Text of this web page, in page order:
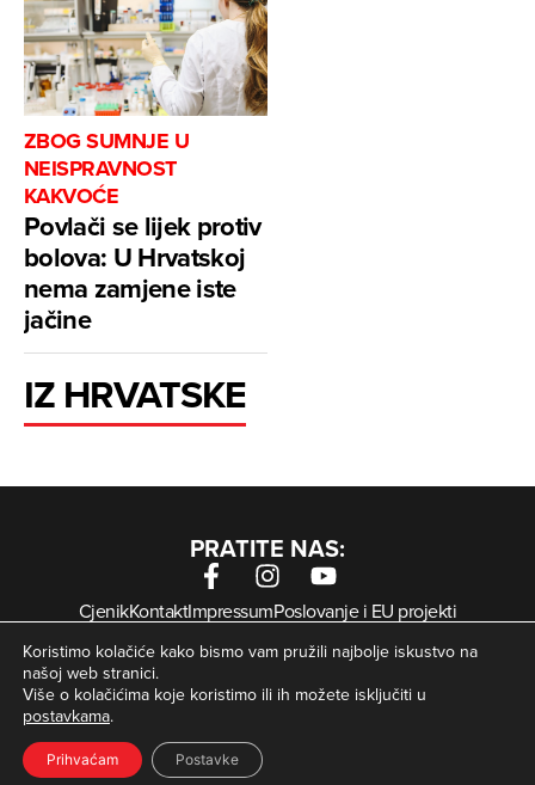
ZBOG SUMNJE U
NEISPRAVNOST
KAKVOĆE
Povlači se lijek protiv
bolova: U Hrvatskoj
nema zamjene iste
jačine
IZ HRVATSKE
PRATITE NAS:
CjenikKontaktImpressumPoslovanje i EU projekti
Arhiva digitalnih novina
Uvjeti korištenjaZaštita privatnosti
Kolačići
© Zagorje International – Sva prava pridržana | Developed
bykrMedia
Koristimo kolačiće kako bismo vam pružili najbolje iskustvo na
našoj web stranici.
Više o kolačićima koje koristimo ili ih možete isključiti u
postavkama.
Prihvaćam Postavke